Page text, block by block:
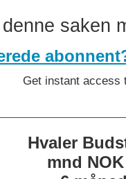
saken
Get instant access
Hvaler
mnd